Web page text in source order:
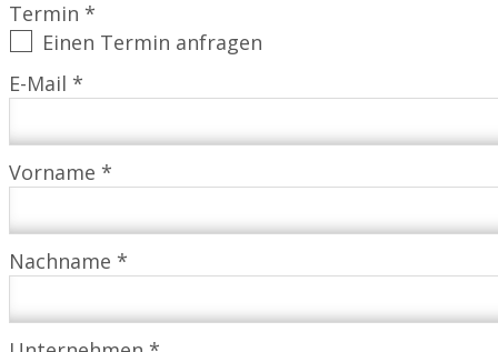
Termin *
Einen Termin anfragen
E-Mail *
Vorname *
Nachname *